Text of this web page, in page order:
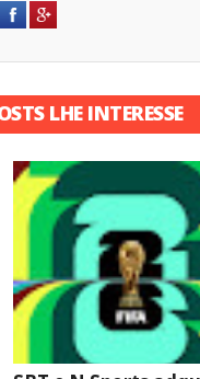
LHE INTERESSE